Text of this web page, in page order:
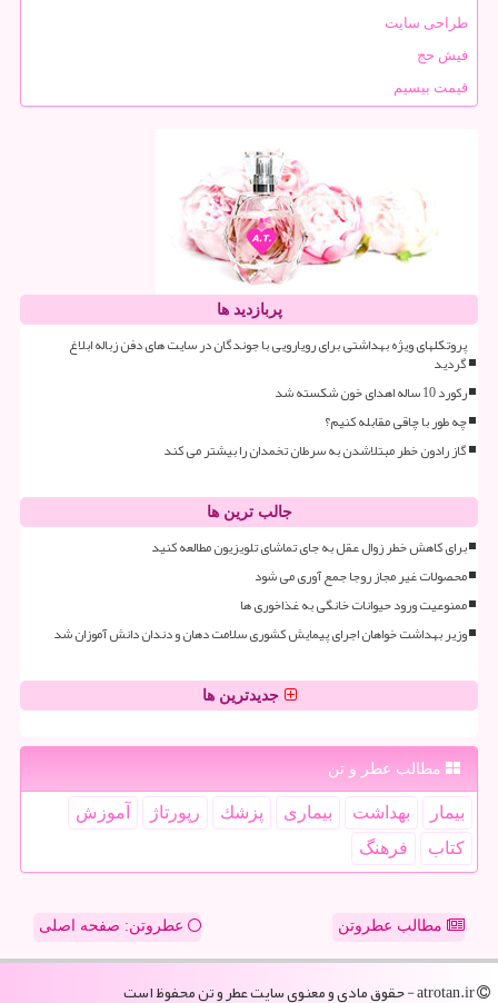
طراحی سایت
فیش حج
قیمت بیسیم
پربازدید ها
پروتکلهای ویژه بهداشتی برای رویارویی با جوندگان در سایت های دفن زباله ابلاغ
گردید
رکورد 10 ساله اهدای خون شکسته شد
چه طور با چاقی مقابله کنیم؟
گاز رادون خطر مبتلاشدن به سرطان تخمدان را بیشتر می کند
جالب ترین ها
برای کاهش خطر زوال عقل به جای تماشای تلویزیون مطالعه کنید
محصولات غیر مجاز روجا جمع آوری می شود
ممنوعیت ورود حیوانات خانگی به غذاخوری ها
وزیر بهداشت خواهان اجرای پیمایش کشوری سلامت دهان و دندان دانش آموزان شد
جدیدترین ها
مطالب عطر و تن
بیمار بهداشت بیماری پزشك رپورتاژ
آموزش
كتاب
فرهنگ
مطالب عطروتن عطروتن: صفحه اصلی